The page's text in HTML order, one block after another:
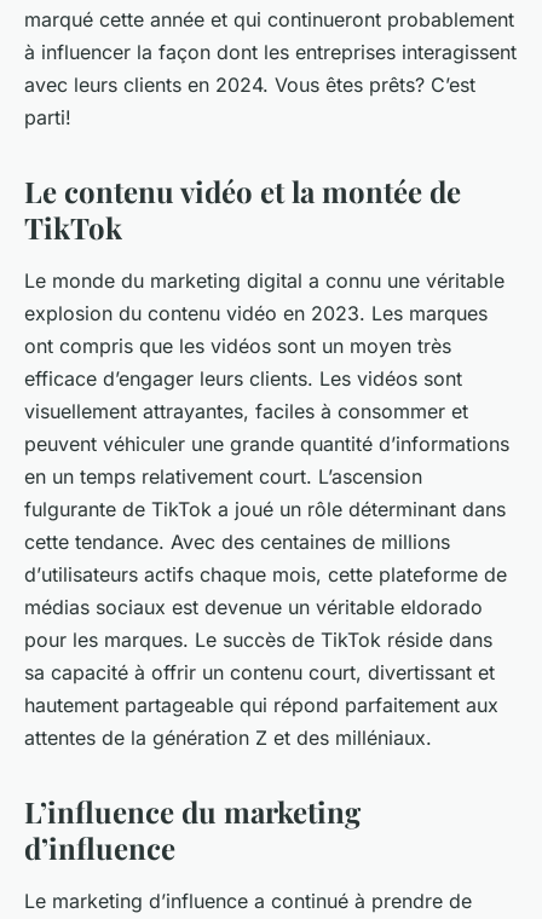
marqué cette année et qui continueront probablement
à influencer la façon dont les entreprises interagissent
avec leurs clients en 2024. Vous êtes prêts? C’est
parti!
Le contenu vidéo et la montée de
TikTok
Le monde du marketing digital a connu une véritable
explosion du contenu vidéo en 2023. Les marques
ont compris que les vidéos sont un moyen très
efficace d’engager leurs clients. Les vidéos sont
visuellement attrayantes, faciles à consommer et
peuvent véhiculer une grande quantité d’informations
en un temps relativement court. L’ascension
fulgurante de TikTok a joué un rôle déterminant dans
cette tendance. Avec des centaines de millions
d’utilisateurs actifs chaque mois, cette plateforme de
médias sociaux est devenue un véritable eldorado
pour les marques. Le succès de TikTok réside dans
sa capacité à offrir un contenu court, divertissant et
hautement partageable qui répond parfaitement aux
attentes de la génération Z et des milléniaux.
L’influence du marketing
d’influence
Le marketing d’influence a continué à prendre de